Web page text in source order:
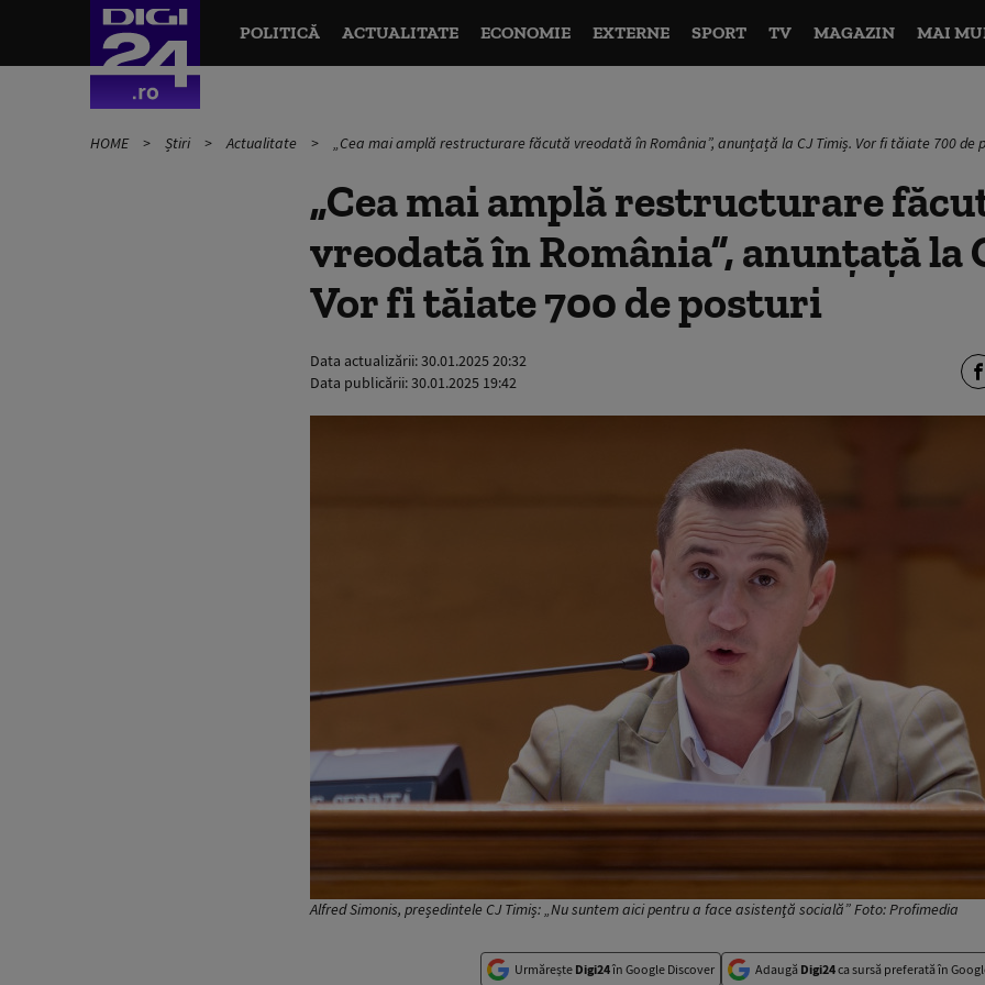
POLITICĂ ACTUALITATE ECONOMIE EXTERNE SPORT TV MAGAZIN MAI
HOME Știri Actualitate „Cea mai amplă restructurare făcută vreodată în România”, anunțață la CJ Timiș. Vor fi tăiate 700 de
„Cea mai amplă restructurare
vreodată în România”, anunțață la
Vor fi tăiate 700 de posturi
Data actualizării:30.01.2025 20:32
Data publicării:30.01.2025 19:42
Alfred Simonis, președintele CJ Timiș: „Nu suntem aici pentru a face asistenţă socială” Foto: Profimedia
Urmărește Digi24în Google Discover Adaugă Digi24ca sursă preferată în